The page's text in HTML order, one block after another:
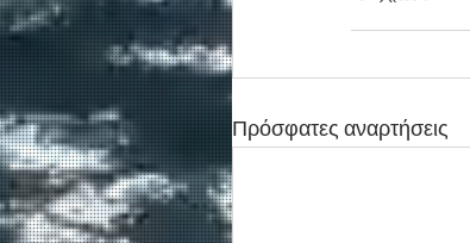
Πρόσφατες αναρτήσεις